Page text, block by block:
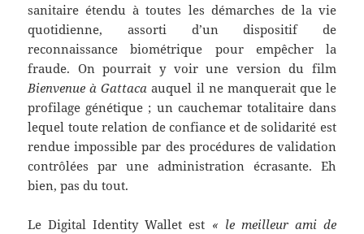
sanitaire étendu à toutes les démarches de la vie
quotidienne, assorti d’un dispositif de
reconnaissance biométrique pour empêcher la
fraude. On pourrait y voir une version du film
Bienvenue à Gattaca auquel il ne manquerait que le
profilage génétique ; un cauchemar totalitaire dans
lequel toute relation de confiance et de solidarité est
rendue impossible par des procédures de validation
contrôlées par une administration écrasante. Eh
bien, pas du tout.
Le Digital Identity Wallet est « le meilleur ami de